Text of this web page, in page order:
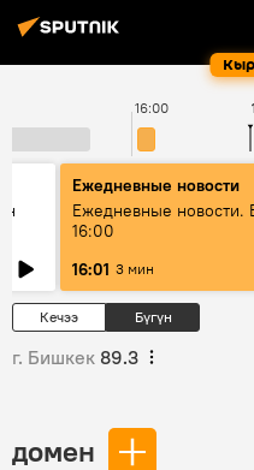
16:00
Ежедневные новости
Ежедневные новости.
16:00
16:01 3 мин
Кечээ Бүгүн
г. Бишкек 89.3
домен